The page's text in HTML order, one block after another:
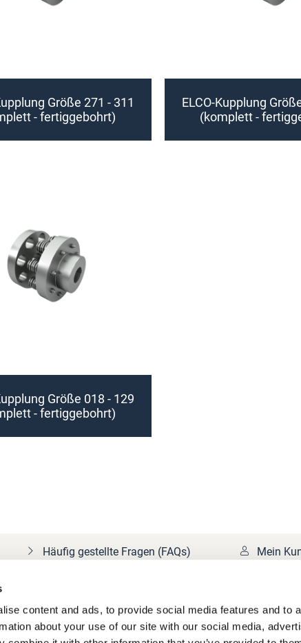
content and ads, to provide social media features and to
about your use of our site with our social media,
Größe 271 - 311
- fertiggebohrt)
ELCO-Kupplung
(komplett -
Größe 018 - 129
- fertiggebohrt)
Häufig gestellte Fragen (FAQs) Mein